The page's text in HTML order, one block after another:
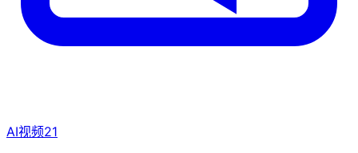
AI视频21